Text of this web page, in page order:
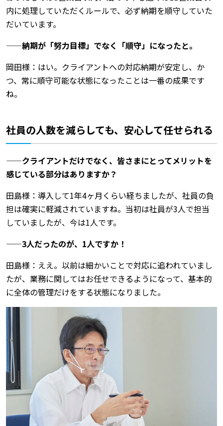
内に処理していただくルールで、必ず納期を順守していた
だいています。
——納期が「努力目標」でなく「順守」になったと。
岡田様：はい。クライアントへの対応納期が安定し、か
つ、常に順守可能な状態になったことは一番の成果です
ね。
社員の人数を減らしても、安心して任せられる
——クライアントだけでなく、皆さまにとってメリットを
感じている部分はありますか？
田島様：導入して1年4ヶ月くらい経ちましたが、社員の負
担は確実に軽減されていますね。当初は社員が3人で担当
していましたが、今は1人です。
——3人だったのが、1人ですか！
田島様：ええ。以前は細かいことで対応に追われていまし
たが、業務に関してはお任せできるようになって、基本的
に全体の管理だけをする状態になりました。